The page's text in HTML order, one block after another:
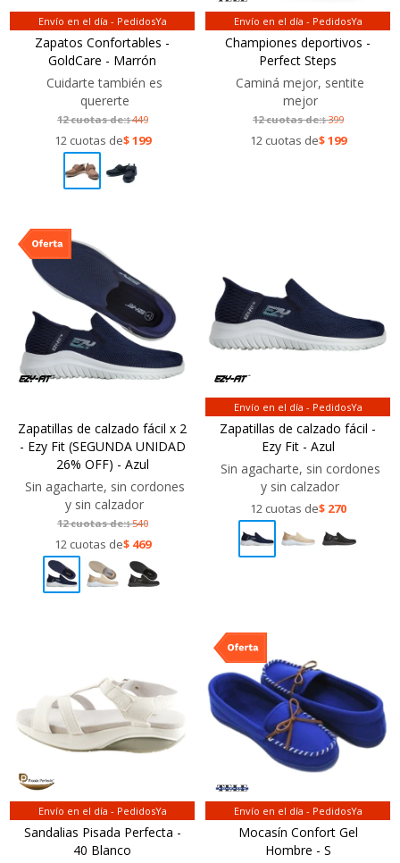
Envío en el día - PedidosYa
Zapatos Confortables -
GoldCare - Marrón
Cuidarte también es
quererte
12 cuotas de:$449
12 cuotas de$199
Envío en el día - PedidosYa
Championes deportivos -
Perfect Steps
Caminá mejor, sentite
mejor
12 cuotas de:$399
12 cuotas de$199
Zapatillas de calzado fácil x 2
- Ezy Fit (SEGUNDA UNIDAD
26% OFF) - Azul
Sin agacharte, sin cordones
y sin calzador
12 cuotas de:$540
12 cuotas de$ 469
Envío en el día - PedidosYa
Zapatillas de calzado fácil -
Ezy Fit - Azul
Sin agacharte, sin cordones
y sin calzador
12 cuotas de$ 270
Envío en el día - PedidosYa
Sandalias Pisada Perfecta -
40 Blanco
Envío en el día - PedidosYa
Mocasín Confort Gel
Hombre - S